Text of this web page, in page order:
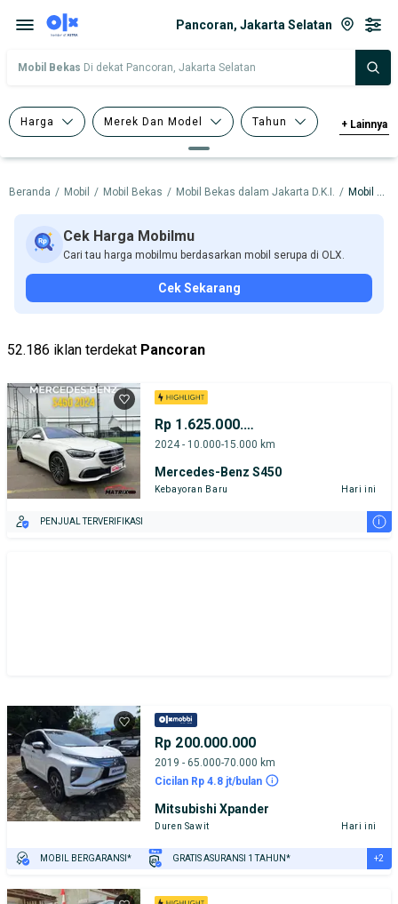
Pancoran, Jakarta Selatan
Mobil Bekas Di dekat Pancoran, Jakarta Selatan
Harga Merek Dan Model Tahun
Tipe Bodi Tipe Membership
+ Lainnya
Beranda / Mobil / Mobil Bekas / Mobil Bekas dalam Jakarta D.K.I. / Mobil Bekas dalam Jakarta Selatan
Cek Harga Mobilmu
Cari tau harga mobilmu berdasarkan mobil serupa di OLX.
Cek Sekarang
52.186 iklan terdekat Pancoran
Rp 1.625.000.000
2024 - 10.000-15.000 km
Mercedes-Benz S450
Kebayoran Baru Hari ini
PENJUAL TERVERIFIKASI i
Rp 200.000.000
2019 - 65.000-70.000 km
Cicilan Rp 4.8 jt/bulan
Mitsubishi Xpander
Duren Sawit Hari ini
MOBIL BERGARANSI* GRATIS ASURANSI 1 TAHUN* +2